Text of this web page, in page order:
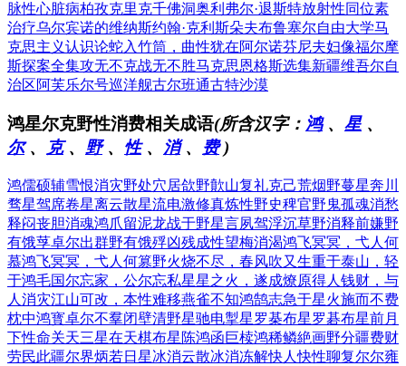
脉性心脏病柏孜克里克千佛洞奥利弗尔·退斯特放射性同位素
治疗乌尔宾诺的维纳斯约翰·克利斯朵夫布鲁塞尔自由大学马
克思主义认识论蛇入竹筒，曲性犹在阿尔诺芬尼夫妇像福尔摩
斯探案全集攻无不克战无不胜马克思恩格斯选集新疆维吾尔自
治区阿芙乐尔号巡洋舰古尔班通古特沙漠
鸿星尔克野性消费相关成语(所含汉字： 鸿、 星、
尔、 克、 野、 性、 消、 费)
鸿儒硕辅雪恨消灾野处穴居欱野歕山复礼克己荒烟野蔓星奔川
骛星驾席卷星离云散星流电激修真炼性野史稗官野鬼孤魂消愁
释闷丧胆消魂鸿爪留泥龙战于野星言夙驾浮沉草野消释前嫌野
有饿莩卓尔出群野有饿殍凶残成性望梅消渴鸿飞冥冥，弋人何
慕鸿飞冥冥，弋人何篡野火烧不尽，春风吹又生重于泰山，轻
于鸿毛国尔忘家，公尔忘私星星之火，遂成燎原得人钱财，与
人消灾江山可改，本性难移燕雀不知鸿鹄志急于星火施而不费
枕中鸿寳卓尔不羣闭壁清野星驰电掣星罗棊布星罗碁布星前月
下性命关天三星在天棋布星陈鸿函巨椟鸿稀鳞絶画野分疆费财
劳民此疆尔界炳若日星冰消云散冰消冻解快人快性聊复尔尔雍